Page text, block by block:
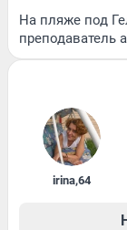
На пляже под
преподаватель
irina,64